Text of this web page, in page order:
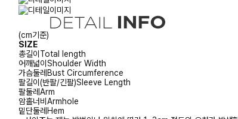
(cm기준)
SIZE
총길이Total length
어깨넓이Shoulder Width
가슴둘레Bust Circumference
팔길이(반팔/긴팔)Sleeve Length
팔둘레Arm
암홀너비Armhole
밑단둘레Hem